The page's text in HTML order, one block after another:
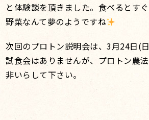
と体験談を頂きました。食べるとす
野菜なんて夢のようですね
次回のプロトン説明会は、3月24日(
試食会はありませんが、プロトン農
非いらして下さい。